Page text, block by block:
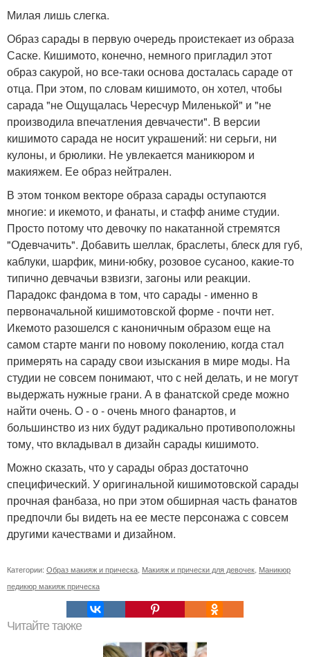
Милая лишь слегка.
Образ сарады в первую очередь проистекает из образа
Саске. Кишимото, конечно, немного пригладил этот
образ сакурой, но все-таки основа досталась сараде от
отца. При этом, по словам кишимото, он хотел, чтобы
сарада "не Ощущалась Чересчур Миленькой" и "не
производила впечатления девчачести". В версии
кишимото сарада не носит украшений: ни серьги, ни
кулоны, и брюлики. Не увлекается маникюром и
макияжем. Ее образ нейтрален.
В этом тонком векторе образа сарады оступаются
многие: и икемото, и фанаты, и стафф аниме студии.
Просто потому что девочку по накатанной стремятся
"Одевчачить". Добавить шеллак, браслеты, блеск для губ,
каблуки, шарфик, мини-юбку, розовое сусаноо, какие-то
типично девчачьи взвизги, загоны или реакции.
Парадокс фандома в том, что сарады - именно в
первоначальной кишимотовской форме - почти нет.
Икемото разошелся с каноничным образом еще на
самом старте манги по новому поколению, когда стал
примерять на сараду свои изыскания в мире моды. На
студии не совсем понимают, что с ней делать, и не могут
выдержать нужные грани. А в фанатской среде можно
найти очень. О - о - очень много фанартов, и
большинство из них будут радикально противоположны
тому, что вкладывал в дизайн сарады кишимото.
Можно сказать, что у сарады образ достаточно
специфический. У оригинальной кишимотовской сарады
прочная фанбаза, но при этом обширная часть фанатов
предпочли бы видеть на ее месте персонажа с совсем
другими качествами и дизайном.
Категории: Образ макияж и прическа Макияж и прически для девочек Маникюр
педикюр макияж прическа
Читайте также